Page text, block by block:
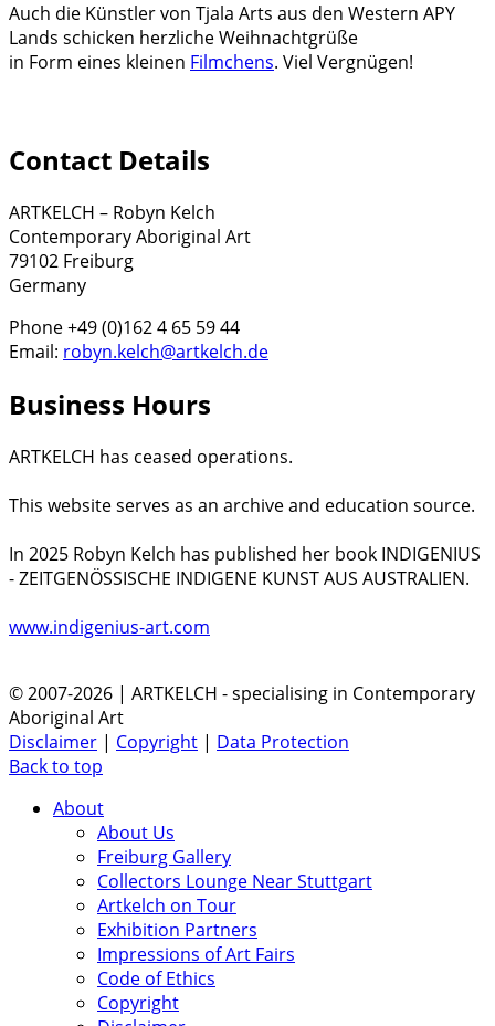
Auch die Künstler von Tjala Arts aus den Western APY
Lands schicken herzliche Weihnachtgrüße
in Form eines kleinen Filmchens. Viel Vergnügen!
Contact Details
ARTKELCH – Robyn Kelch
Contemporary Aboriginal Art
79102 Freiburg
Germany
Phone +49 (0)162 4 65 59 44
Email: robyn.kelch@artkelch.de
Business Hours
ARTKELCH has ceased operations.
This website serves as an archive and education source.
In 2025 Robyn Kelch has published her book INDIGENIUS
- ZEITGENÖSSISCHE INDIGENE KUNST AUS AUSTRALIEN.
www.indigenius-art.com
© 2007-2026 | ARTKELCH - specialising in Contemporary
Aboriginal Art
Disclaimer | Copyright | Data Protection
Back to top
About
About Us
Freiburg Gallery
Collectors Lounge Near Stuttgart
Artkelch on Tour
Exhibition Partners
Impressions of Art Fairs
Code of Ethics
Copyright